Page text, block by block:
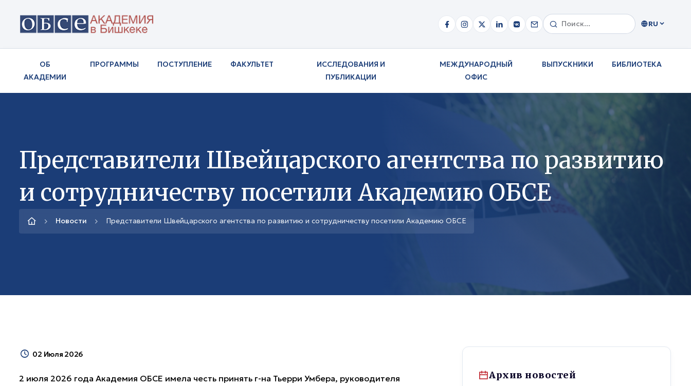
RU
ОБ
АКАДЕМИИ
ПРОГРАММЫ ПОСТУПЛЕНИЕ ФАКУЛЬТЕТ
ИССЛЕДОВАНИЯ И
ПУБЛИКАЦИИ
МЕЖДУНАРОДНЫЙ
ОФИС
ВЫПУСКНИКИ БИБЛИОТЕКА
Представители Швейцарского агентства по развитию
и сотрудничеству посетили Академию ОБСЕ
Новости Представители Швейцарского агентства по развитию и сотрудничеству посетили Академию ОБСЕ
02 Июля 2026
2 июля 2026 года Академия ОБСЕ имела честь принять г-на Тьерри Умбера, руководителя
Архив новостей